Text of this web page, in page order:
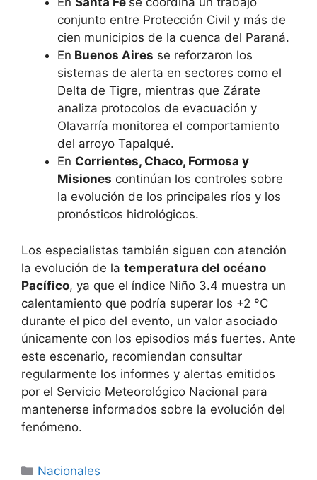
conjunto entre Protección Civil y más de
cien municipios de la cuenca del Paraná.
En Buenos Aires se reforzaron los
sistemas de alerta en sectores como el
Delta de Tigre, mientras que Zárate
analiza protocolos de evacuación y
Olavarría monitorea el comportamiento
del arroyo Tapalqué.
En Corrientes, Chaco, Formosa y
Misiones continúan los controles sobre
la evolución de los principales ríos y los
pronósticos hidrológicos.
Los especialistas también siguen con atención
la evolución de la temperatura del océano
Pacífico, ya que el índice Niño 3.4 muestra un
calentamiento que podría superar los +2 °C
durante el pico del evento, un valor asociado
únicamente con los episodios más fuertes. Ante
este escenario, recomiendan consultar
regularmente los informes y alertas emitidos
por el Servicio Meteorológico Nacional para
mantenerse informados sobre la evolución del
fenómeno.
Categorías
Nacionales